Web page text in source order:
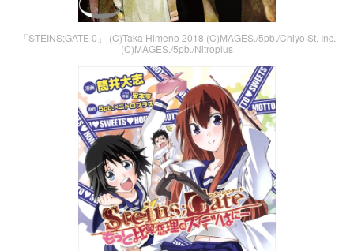
「STEINS;GATE 0」 (C)Taka Himeno 2018 (C)MAGES./5pb./Chiyo St. Inc.
(C)MAGES./5pb./Nitroplus